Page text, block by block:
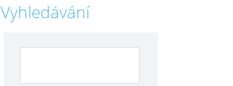
Vyhledávání